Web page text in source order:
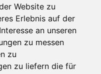
Website zu
Erlebnis auf der
an unseren
zu messen
zu
zu liefern die für